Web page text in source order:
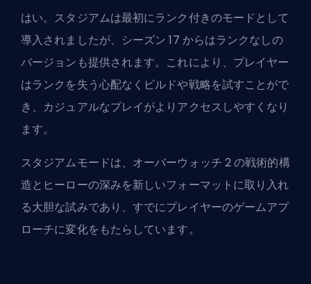
はい。スタジアムは最初にランク付きのモードとして
導入されましたが、シーズン 17 からはランクなしの
バージョンも提供されます。これにより、プレイヤー
はランクを失う心配なくビルドや戦略を試すことがで
き、カジュアルなプレイがよりアクセスしやすくなり
ます。
スタジアムモードは、オーバーウォッチ 2 の戦術的構
造とヒーローの深みを新しいフォーマットに取り入れ
る大胆な試みであり、すでにプレイヤーのゲームアプ
ローチに変化をもたらしています。